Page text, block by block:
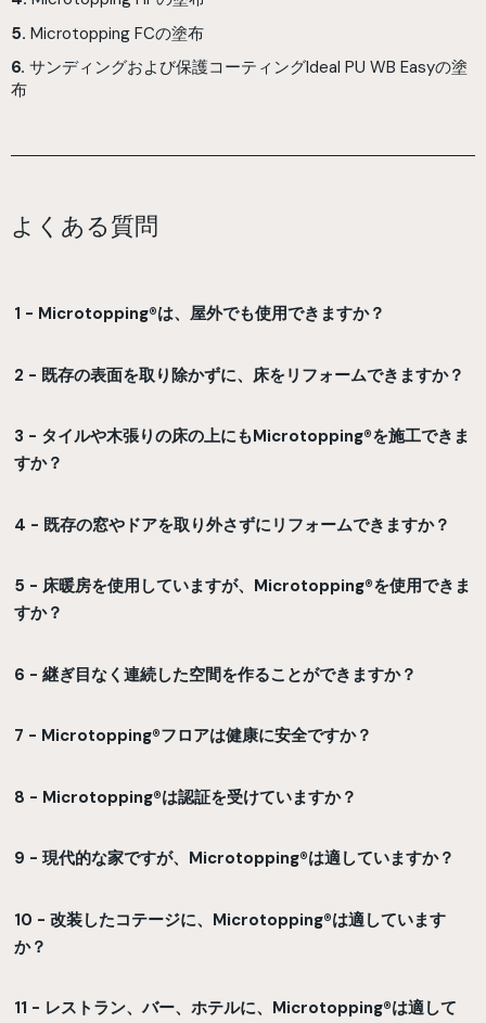
5. Microtopping FCの塗布
6. サンディングおよび保護コーティングIdeal PU WB Easyの塗
布
よくある質問
1 - Microtopping®は、屋外でも使用できますか？
2 - 既存の表面を取り除かずに、床をリフォームできますか？
3 - タイルや木張りの床の上にもMicrotopping®を施工できま
すか？
4 - 既存の窓やドアを取り外さずにリフォームできますか？
5 - 床暖房を使用していますが、Microtopping®を使用できま
すか？
6 - 継ぎ目なく連続した空間を作ることができますか？
7 - Microtopping®フロアは健康に安全ですか？
8 - Microtopping®は認証を受けていますか？
9 - 現代的な家ですが、Microtopping®は適していますか？
10 - 改装したコテージに、Microtopping®は適しています
か？
11 - レストラン、バー、ホテルに、Microtopping®は適して